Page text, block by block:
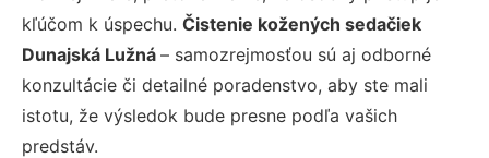
kľúčom k úspechu. Čistenie kožených sedačiek
Dunajská Lužná – samozrejmosťou sú aj odborné
konzultácie či detailné poradenstvo, aby ste mali
istotu, že výsledok bude presne podľa vašich
predstáv.